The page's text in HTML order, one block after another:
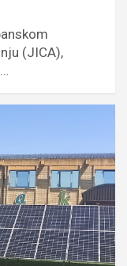
(JICA),